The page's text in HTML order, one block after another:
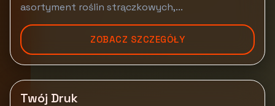
asortyment roślin strączkowych,...
ZOBACZ SZCZEGÓŁY
Twój Druk